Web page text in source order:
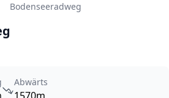
Bodenseeradweg
Abwärts